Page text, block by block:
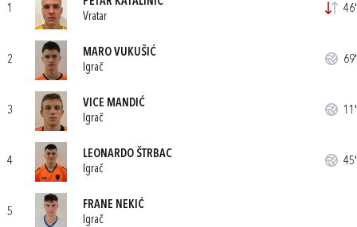
1
Vratar
46'
2
MARO VUKUŠIĆ
Igrač
69'
3
VICE MANDIĆ
Igrač
11'
4
LEONARDO ŠTRBAC
Igrač
45'
5
FRANE NEKIĆ
Igrač